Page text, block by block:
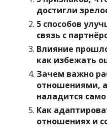
достигли
5 способов
связь с
Влияние
как избежать
Зачем важно
отношениями,
наладится
Как
отношениях и